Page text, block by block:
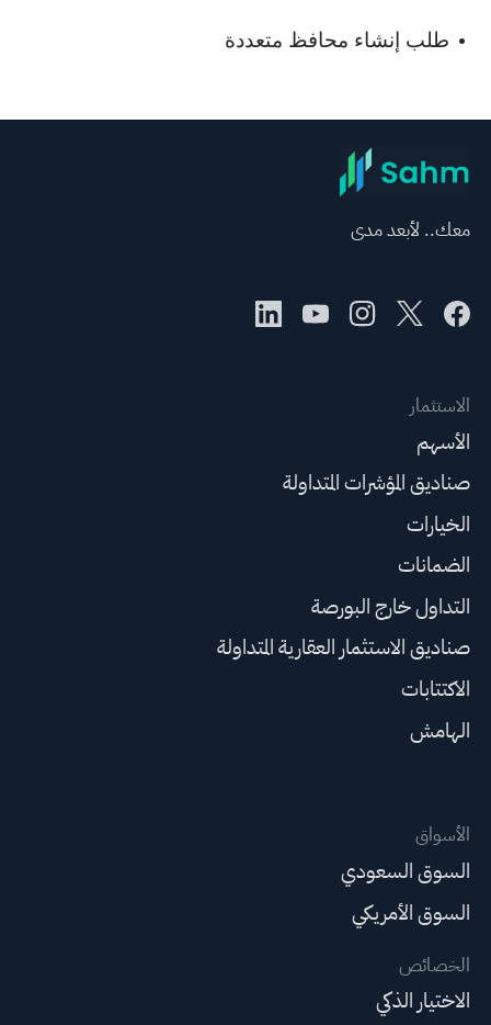
طلب إنشاء محافظ متعددة
معك.. لأبعد مدى
الاستثمار
الأسهم
صناديق المؤشرات المتداولة
الخيارات
الضمانات
التداول خارج البورصة
صناديق الاستثمار العقارية المتداولة
الاكتتابات
الهامش
الأسواق
السوق السعودي
السوق الأمريكي
الخصائص
الاختيار الذكي